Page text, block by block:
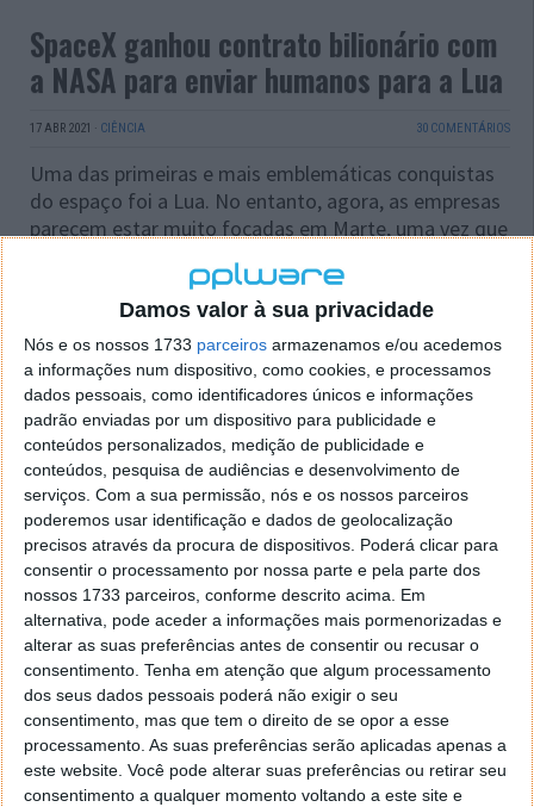
Damos valor à sua privacidade
Nós e os nossos 1733 parceiros armazenamos e/ou acedemos
a informações num dispositivo, como cookies, e processamos
dados pessoais, como identificadores únicos e informações
padrão enviadas por um dispositivo para publicidade e
conteúdos personalizados, medição de publicidade e
conteúdos, pesquisa de audiências e desenvolvimento de
serviços. Com a sua permissão, nós e os nossos parceiros
poderemos usar identificação e dados de geolocalização
precisos através da procura de dispositivos. Poderá clicar para
consentir o processamento por nossa parte e pela parte dos
nossos 1733 parceiros, conforme descrito acima. Em
alternativa, pode aceder a informações mais pormenorizadas e
alterar as suas preferências antes de consentir ou recusar o
consentimento. Tenha em atenção que algum processamento
dos seus dados pessoais poderá não exigir o seu
consentimento, mas que tem o direito de se opor a esse
processamento. As suas preferências serão aplicadas apenas a
este website. Você pode alterar suas preferências ou retirar seu
consentimento a qualquer momento voltando a este site e
SpaceX ganhou contrato bilionário com
a NASA para enviar humanos para a Lua
17 ABR 2021 · CIÊNCIA 30 COMENTÁRIOS
Uma das primeiras e mais emblemáticas conquistas
do espaço foi a Lua. No entanto, agora, as empresas
parecem estar muito focadas em Marte, uma vez que
lhe descobriram potencial. Ainda assim, a Lua não
ficou esquecida e oprograma Artemis
já mais uma nova parceria. A SpaceX conseguiu um
contrato bilionário com a NASA.
A empresa de exploração espacial ganhou um
contrato de 2.9 mil milhões de dólares da NASA para
enviar humanos para a Lua.